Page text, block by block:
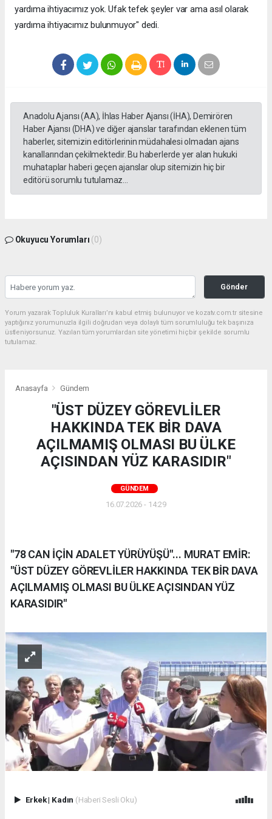
yardıma ihtiyacımız yok. Ufak tefek şeyler var ama asıl olarak
yardıma ihtiyacımız bulunmuyor" dedi.
Anadolu Ajansı (AA), İhlas Haber Ajansı (İHA), Demirören
Haber Ajansı (DHA) ve diğer ajanslar tarafından eklenen tüm
haberler, sitemizin editörlerinin müdahalesi olmadan ajans
kanallarından çekilmektedir. Bu haberlerde yer alan hukuki
muhataplar haberi geçen ajanslar olup sitemizin hiç bir
editörü sorumlu tutulamaz...
Okuyucu Yorumları (0)
Gönder
Yorum yazarak Topluluk Kuralları’nı kabul etmiş bulunuyor ve kozatv.com.tr sitesine
yaptığınız yorumunuzla ilgili doğrudan veya dolaylı tüm sorumluluğu tek başınıza
üstleniyorsunuz. Yazılan tüm yorumlardan site yönetimi hiçbir şekilde sorumlu
tutulamaz.
Anasayfa Gündem
"ÜST DÜZEY GÖREVLİLER
HAKKINDA TEK BİR DAVA
AÇILMAMIŞ OLMASI BU ÜLKE
AÇISINDAN YÜZ KARASIDIR"
GÜNDEM
16.07.2026 - 14:29
"78 CAN İÇİN ADALET YÜRÜYÜŞÜ"... MURAT EMİR:
"ÜST DÜZEY GÖREVLİLER HAKKINDA TEK BİR DAVA
AÇILMAMIŞ OLMASI BU ÜLKE AÇISINDAN YÜZ
KARASIDIR"
Erkek| Kadın (Haberi Sesli Oku)